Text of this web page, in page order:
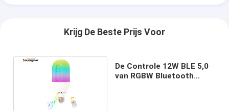
Krijg De Beste Prijs Voor
De Controle 12W BLE 5,0
van RGBW Bluetooth